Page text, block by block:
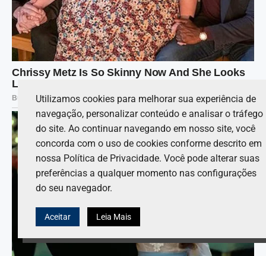
Utilizamos cookies para melhorar sua experiência de
navegação, personalizar conteúdo e analisar o tráfego
do site. Ao continuar navegando em nosso site, você
concorda com o uso de cookies conforme descrito em
nossa Política de Privacidade. Você pode alterar suas
preferências a qualquer momento nas configurações
do seu navegador.
Aceitar Leia Mais